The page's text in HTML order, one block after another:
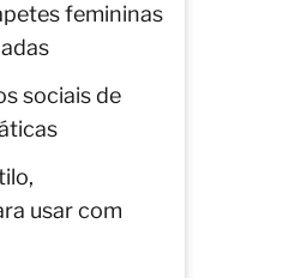
femininas
sociais de
usar com